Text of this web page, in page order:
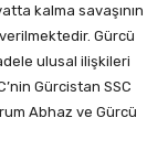
kalma savaşının
Gürcü
ulusal ilişkileri
Gürcistan SSC
Abhaz ve Gürcü